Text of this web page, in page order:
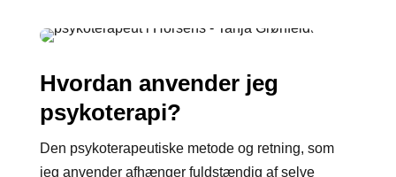
Hvordan anvender jeg
psykoterapi?
Den psykoterapeutiske metode og retning, som
jeg anvender afhænger fuldstændig af selve